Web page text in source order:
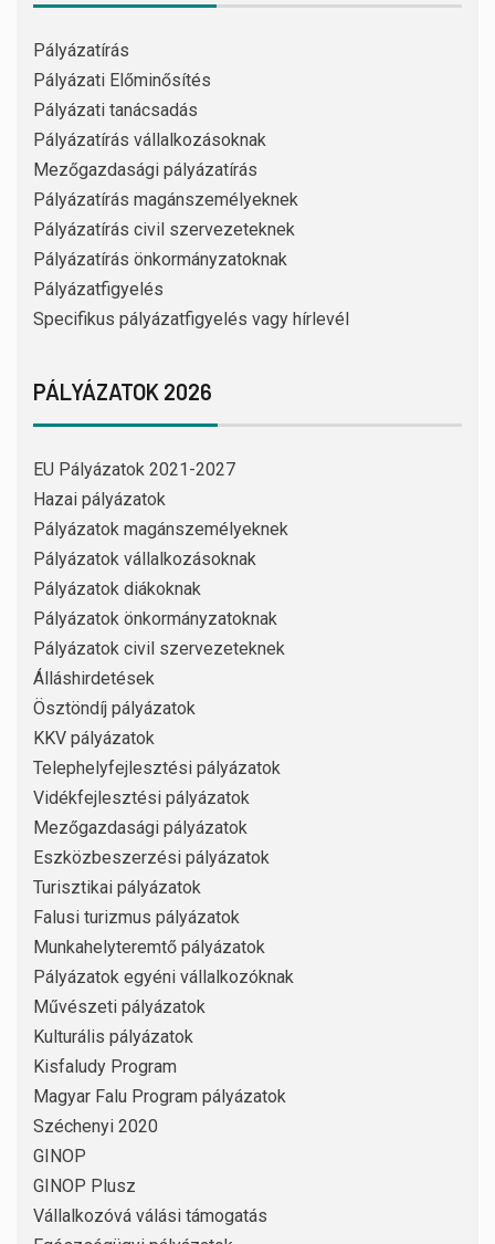
Pályázatírás
Pályázati Előminősítés
Pályázati tanácsadás
Pályázatírás vállalkozásoknak
Mezőgazdasági pályázatírás
Pályázatírás magánszemélyeknek
Pályázatírás civil szervezeteknek
Pályázatírás önkormányzatoknak
Pályázatfigyelés
Specifikus pályázatfigyelés vagy hírlevél
PÁLYÁZATOK 2026
EU Pályázatok 2021-2027
Hazai pályázatok
Pályázatok magánszemélyeknek
Pályázatok vállalkozásoknak
Pályázatok diákoknak
Pályázatok önkormányzatoknak
Pályázatok civil szervezeteknek
Álláshirdetések
Ösztöndíj pályázatok
KKV pályázatok
Telephelyfejlesztési pályázatok
Vidékfejlesztési pályázatok
Mezőgazdasági pályázatok
Eszközbeszerzési pályázatok
Turisztikai pályázatok
Falusi turizmus pályázatok
Munkahelyteremtő pályázatok
Pályázatok egyéni vállalkozóknak
Művészeti pályázatok
Kulturális pályázatok
Kisfaludy Program
Magyar Falu Program pályázatok
Széchenyi 2020
GINOP
GINOP Plusz
Vállalkozóvá válási támogatás